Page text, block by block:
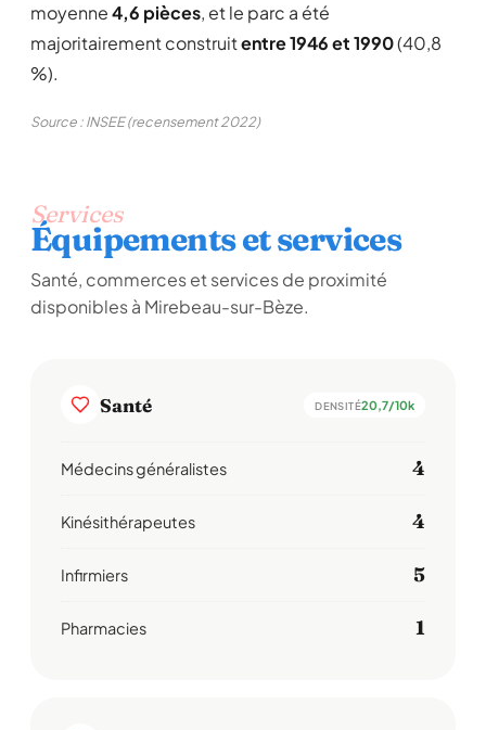
moyenne4,6 pièces, et le parc a été
majoritairement construitentre 1946 et 1990(40,8
%).
Source : INSEE (recensement 2022)
Services
Équipements et services
Santé, commerces et services de proximité
disponibles à Mirebeau-sur-Bèze.
Santé DENSITÉ20,7/10k
Médecins généralistes 4
Kinésithérapeutes 4
Infirmiers 5
Pharmacies 1